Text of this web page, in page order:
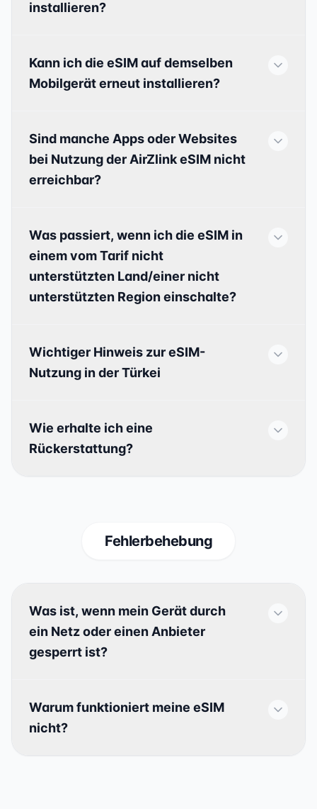
installieren?
Kann ich die eSIM auf demselben
Mobilgerät erneut installieren?
Sind manche Apps oder Websites
bei Nutzung der AirZlink eSIM nicht
erreichbar?
Was passiert, wenn ich die eSIM in
einem vom Tarif nicht
unterstützten Land/einer nicht
unterstützten Region einschalte?
Wichtiger Hinweis zur eSIM-
Nutzung in der Türkei
Wie erhalte ich eine
Rückerstattung?
Fehlerbehebung
Was ist, wenn mein Gerät durch
ein Netz oder einen Anbieter
gesperrt ist?
Warum funktioniert meine eSIM
nicht?